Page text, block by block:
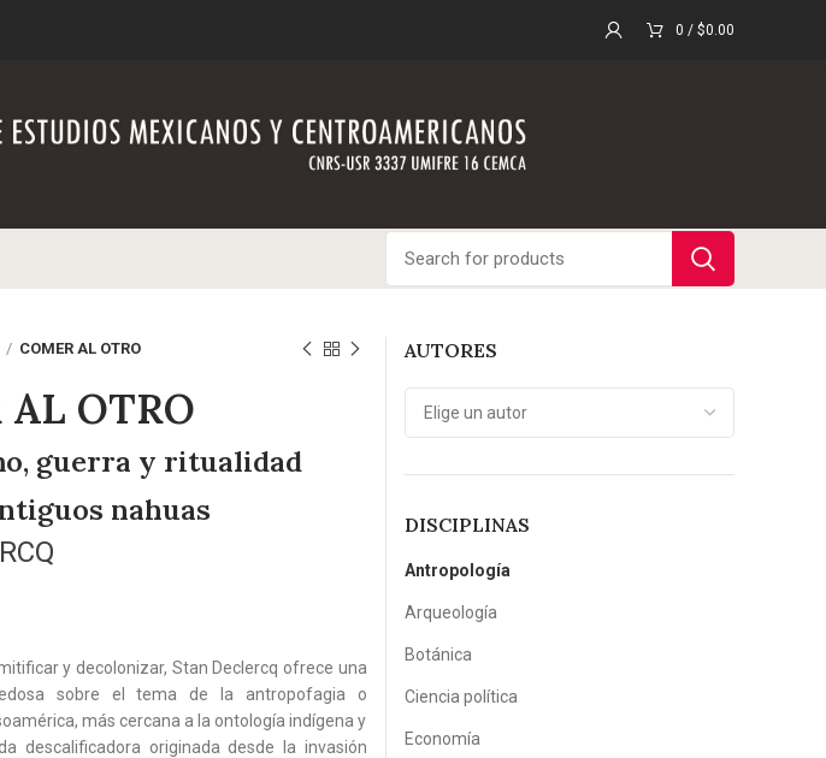
0 / $0.00
COMER AL OTRO
AL OTRO
guerra y ritualidad
nahuas
y decolonizar, Stan Declercq ofrece una
sobre el tema de la antropofagia o
más cercana a la ontología indígena y
descalificadora originada desde la invasión
AUTORES
DISCIPLINAS
Antropología
Arqueología
Botánica
Ciencia política
Economía